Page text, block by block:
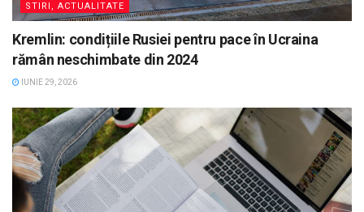
STIRI, ACTUALITATE
Kremlin: condițiile Rusiei pentru pace în Ucraina
rămân neschimbate din 2024
IUNIE 29, 2026